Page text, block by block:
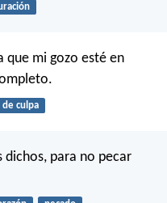
que mi gozo esté en
de culpa
dichos, para no pecar